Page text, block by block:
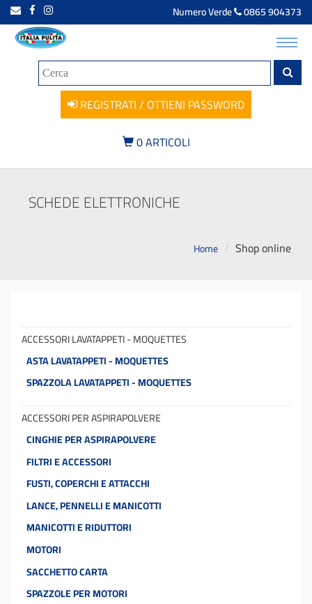
Numero Verde 0865 904373
REGISTRATI / OTTIENI PASSWORD
0ARTICOLI
SCHEDE ELETTRONICHE
Home Shop online
ACCESSORI LAVATAPPETI - MOQUETTES
ASTA LAVATAPPETI - MOQUETTES
SPAZZOLA LAVATAPPETI - MOQUETTES
ACCESSORI PER ASPIRAPOLVERE
CINGHIE PER ASPIRAPOLVERE
FILTRI E ACCESSORI
FUSTI, COPERCHI E ATTACCHI
LANCE, PENNELLI E MANICOTTI
MANICOTTI E RIDUTTORI
MOTORI
SACCHETTO CARTA
SPAZZOLE PER MOTORI